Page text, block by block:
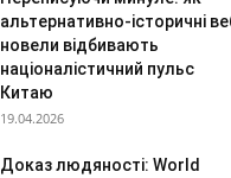
альтернативно-історичні
новели відбивають
націоналістичний пульс
Китаю
19.04.2026
Доказ людяності: World